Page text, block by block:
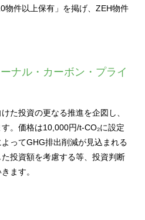
物件以上保有」を掲げ、ZEH物件
ナル・カーボン・プライ
た投資の更なる推進を企図し、
。価格は10,000円/t-CO₂に設定
ってGHG排出削減が見込まれる
投資額を考慮する等、投資判断
ます。